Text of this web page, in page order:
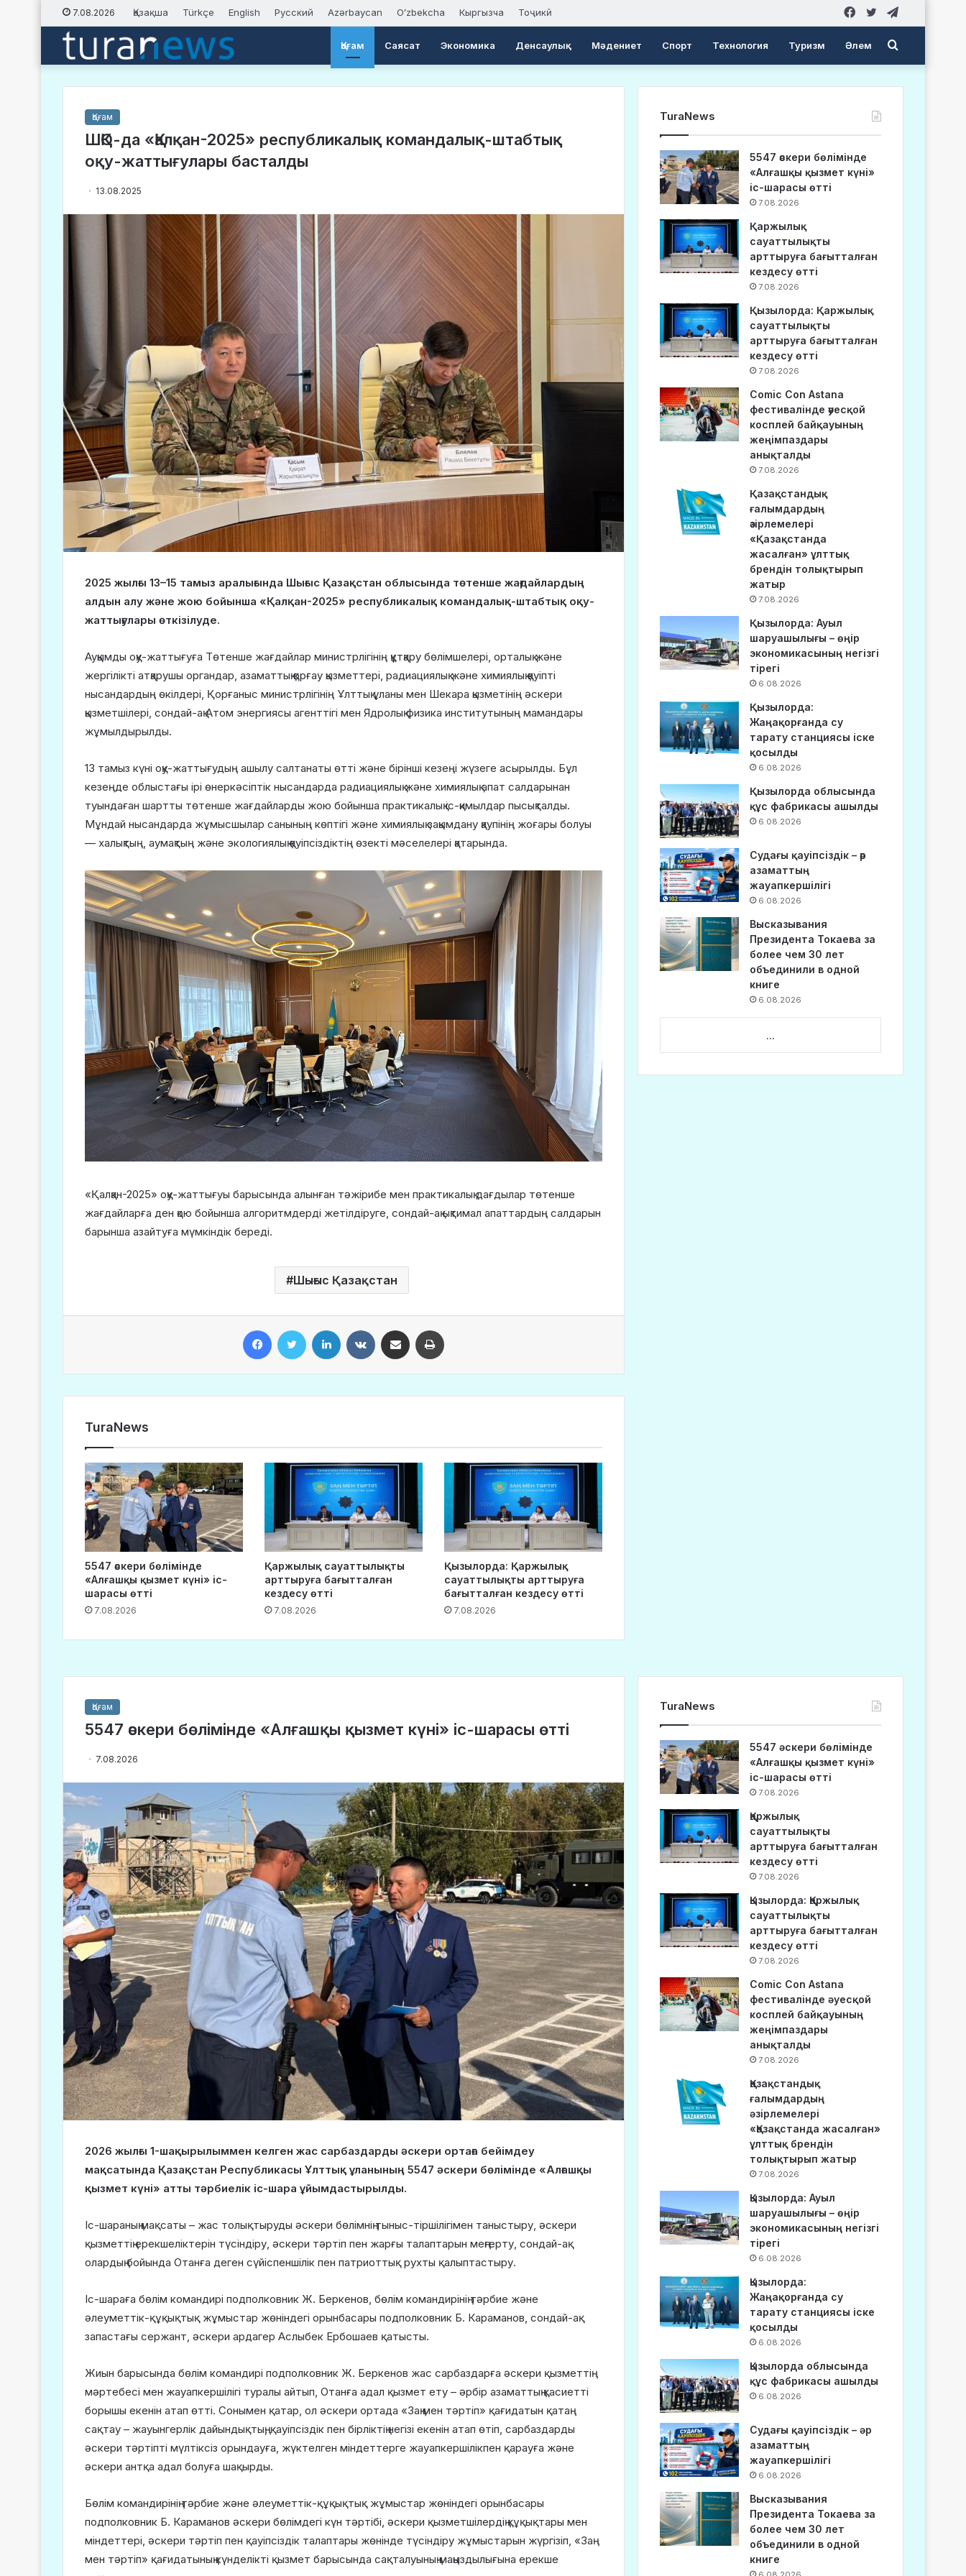
7.08.2026 Қазақша Türkçe English Русский Azərbaycan Oʻzbekcha Кыргызча Тоҷикӣ Twitter
Facebook
Қоғам Саясат Экономика Денсаулық Мәдениет Спорт Технология Туризм Әлем Search
for
Қоғам
ШҚО-да «Қалқан-2025» республикалық командалық-штабтық
оқу-жаттығулары басталды
13.08.2025
2025 жылғы 13–15 тамыз аралығында Шығыс Қазақстан облысында төтенше жағдайлардың
алдын алу және жою бойынша «Қалқан-2025» республикалық командалық-штабтық оқу-
жаттығулары өткізілуде.
Ауқымды оқу-жаттығуға Төтенше жағдайлар министрлігінің құтқару бөлімшелері, орталық және
жергілікті атқарушы органдар, азаматтық қорғау қызметтері, радиациялық және химиялық қауіпті
нысандардың өкілдері, Қорғаныс министрлігінің Ұлттық ұланы мен Шекара қызметінің әскери
қызметшілері, сондай-ақ Атом энергиясы агенттігі мен Ядролық физика институтының мамандары
жұмылдырылды.
13 тамыз күні оқу-жаттығудың ашылу салтанаты өтті және бірінші кезеңі жүзеге асырылды. Бұл
кезеңде облыстағы ірі өнеркәсіптік нысандарда радиациялық және химиялық апат салдарынан
туындаған шартты төтенше жағдайларды жою бойынша практикалық іс-қимылдар пысықталды.
Мұндай нысандарда жұмысшылар санының көптігі және химиялық зақымдану қаупінің жоғары болуы
— халықтың, аумақтың және экологиялық қауіпсіздіктің өзекті мәселелері қатарында.
«Қалқан-2025» оқу-жаттығуы барысында алынған тәжірибе мен практикалық дағдылар төтенше
жағдайларға ден қою бойынша алгоритмдерді жетілдіруге, сондай-ақ ықтимал апаттардың салдарын
барынша азайтуға мүмкіндік береді.
Шығыс Қазақстан
TuraNews
5547 әскери бөлімінде
«Алғашқы қызмет күні» іс-
шарасы өтті
7.08.2026
Қаржылық сауаттылықты
арттыруға бағытталған
кездесу өтті
7.08.2026
Қызылорда: Қаржылық
сауаттылықты арттыруға
бағытталған кездесу өтті
7.08.2026
TuraNews
5547 әскери бөлімінде
«Алғашқы қызмет күні»
іс-шарасы өтті
7.08.2026
Қаржылық
сауаттылықты
арттыруға бағытталған
кездесу өтті
7.08.2026
Қызылорда: Қаржылық
сауаттылықты
арттыруға бағытталған
кездесу өтті
7.08.2026
Comic Con Astana
фестивалінде әуесқой
косплей байқауының
жеңімпаздары
анықталды
7.08.2026
Қазақстандық
ғалымдардың
әзірлемелері
«Қазақстанда
жасалған» ұлттық
брендін толықтырып
жатыр
7.08.2026
Қызылорда: Ауыл
шаруашылығы – өңір
экономикасының негізгі
тірегі
6.08.2026
Қызылорда:
Жаңақорғанда су
тарату станциясы іске
қосылды
6.08.2026
Қызылорда облысында
құс фабрикасы ашылды
6.08.2026
Судағы қауіпсіздік – әр
азаматтың
жауапкершілігі
6.08.2026
Высказывания
Президента Токаева за
более чем 30 лет
объединили в одной
книге
6.08.2026
...